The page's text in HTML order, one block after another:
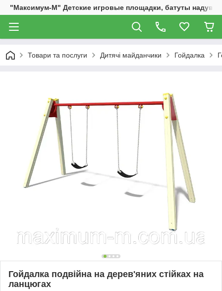
"Максимум-М" Детские игровые площадки, батуты
Товари та послуги Дитячі майданчики Гойдалка
Гойдалка подвійна на дерев'яних стійках на
ланцюгах